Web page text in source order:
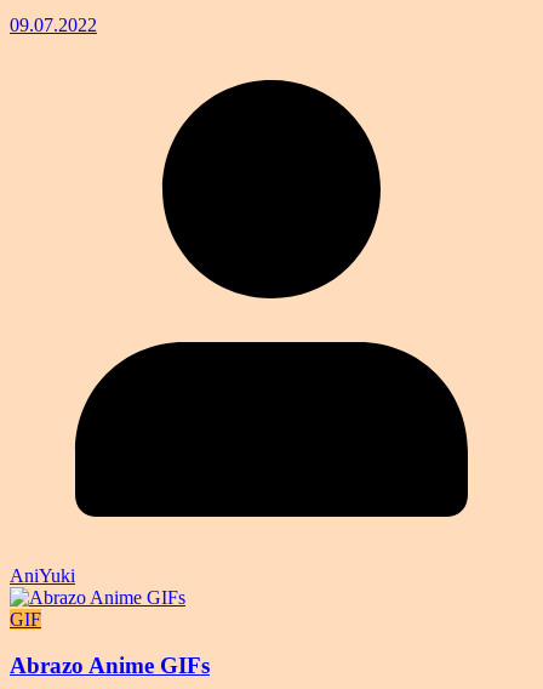
09.07.2022
AniYuki
GIF
Abrazo Anime GIFs